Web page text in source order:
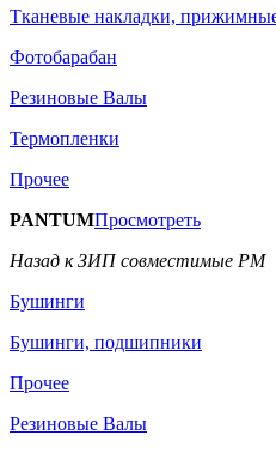
Тканевые накладки,
Фотобарабан
Резиновые Валы
Термопленки
Прочее
PANTUMПросмотреть
Назад к ЗИП совместимые РМ
Бушинги
Бушинги, подшипники
Прочее
Резиновые Валы